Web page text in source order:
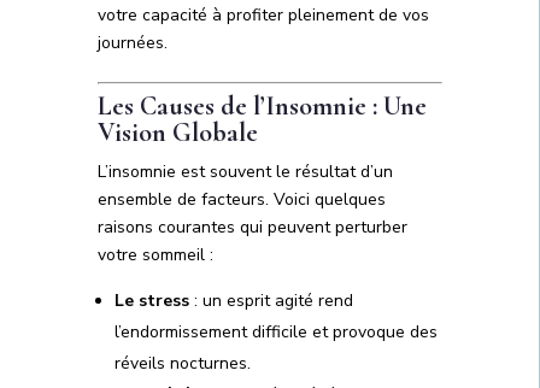
votre capacité à profiter pleinement de vos
journées.
Les Causes de l’Insomnie : Une
Vision Globale
L’insomnie est souvent le résultat d’un
ensemble de facteurs. Voici quelques
raisons courantes qui peuvent perturber
votre sommeil :
Le stress: un esprit agité rend
l’endormissement difficile et provoque des
réveils nocturnes.